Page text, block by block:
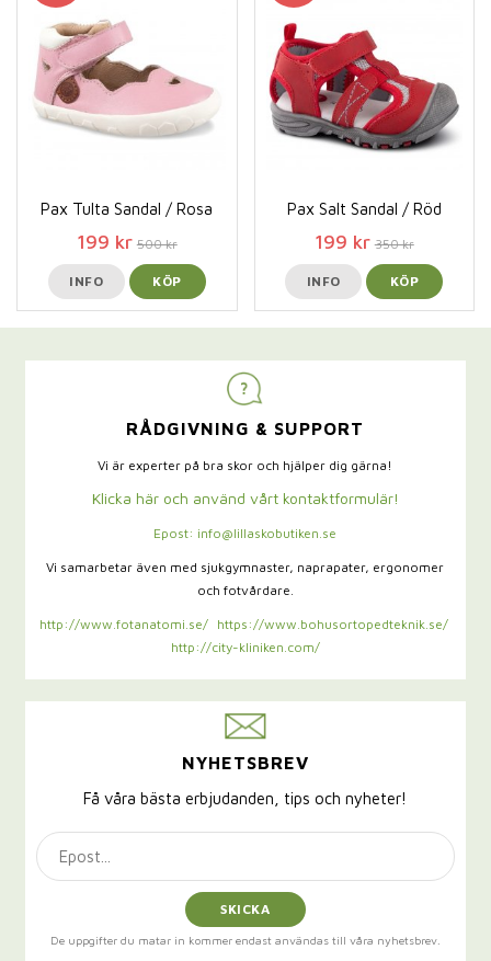
Pax Tulta Sandal / Rosa
199 kr 500 kr
INFO KÖP
Pax Salt Sandal / Röd
199 kr 350 kr
INFO KÖP
RÅDGIVNING & SUPPORT
Vi är experter på bra skor och hjälper dig gärna!
Klicka här och använd vårt kontaktformulär!
Epost: info@lillaskobutiken.se
Vi samarbetar även med sjukgymnaster, naprapater, ergonomer
och fotvårdare.
http://www.fotanatomi.se/
https://www.bohusortopedteknik.se/
http://city-kliniken.com/
NYHETSBREV
Få våra bästa erbjudanden, tips och nyheter!
SKICKA
De uppgifter du matar in kommer endast användas till våra nyhetsbrev.